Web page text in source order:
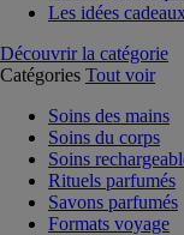
Les idées cadeaux
Découvrir la catégorie
Catégories Tout voir
Soins des mains
Soins du corps
Soins
Rituels parfumés
Savons parfumés
Formats voyage